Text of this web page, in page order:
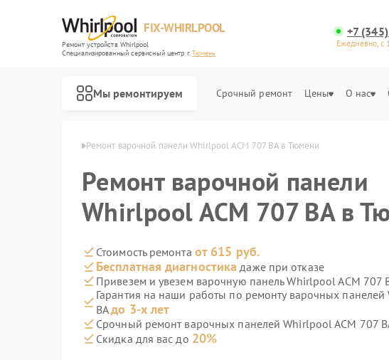
FIX-WHIRLPOOL
Ремонт устройств Whirlpool
Специализированный cервисный центр г.Тюмень
+7
Ежедневно,
Мы ремонтируем Срочный ремонт Цены О нас
Ремонт варочной панели Whirlpool ACM 707 BA в Тюмени
Ремонт варочной панели
Whirlpool ACM 707 BA в
Стоимость ремонта от 615 руб.
Бесплатная диагностика даже при отказе
Привезем и увезем варочную панель Whirlpool ACM 707
Гарантия на наши работы по ремонту варочных
BAдо 3-х лет
Срочный ремонт варочных панелей Whirlpool ACM 707
Скидка для вас до 20%